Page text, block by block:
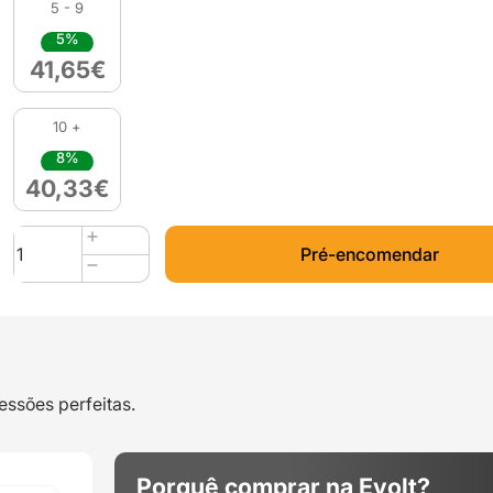
5 - 9
5%
41,65€
10 +
8%
40,33€
Quantidade
de
FIBERFLEX
-
Pré-encomendar
perfeitas.
Porquê comprar na Evolt?